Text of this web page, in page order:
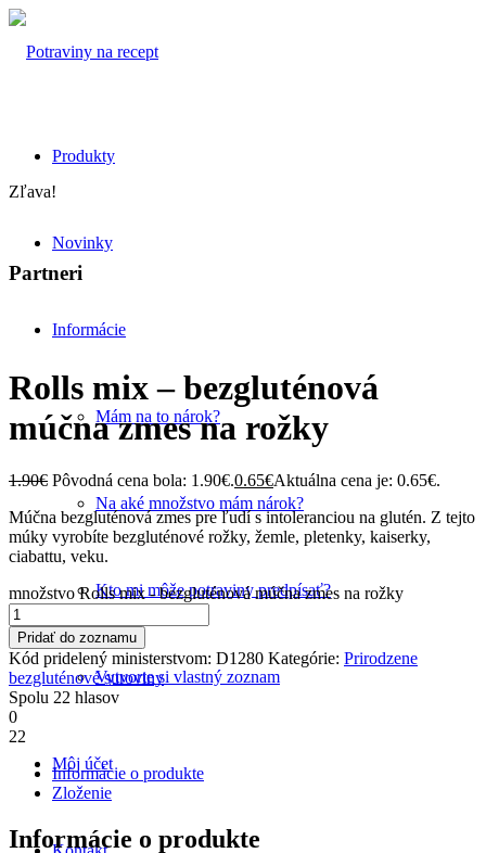
Produkty
Novinky
Informácie
Mám na to nárok?
Na aké množstvo mám nárok?
Kto mi môže potraviny predpísať?
Vytvorte si vlastný zoznam
Môj účet
Zľava!
Partneri
Rolls mix – bezgluténová
múčna zmes na rožky
1.90€ Pôvodná cena bola: 1.90€.0.65€Aktuálna cena je: 0.65€.
Múčna bezgluténová zmes pre ľudí s intoleranciou na glutén. Z tejto
múky vyrobíte bezgluténové rožky, žemle, pletenky, kaiserky,
ciabattu, veku.
množstvo Rolls mix - bezgluténová múčna zmes na rožky
Pridať do zoznamu
Kód pridelený ministerstvom: D1280 Kategórie: Prirodzene
bezgluténové suroviny
Spolu 22 hlasov
0
22
Informácie o produkte
Zloženie
Informácie o produkte